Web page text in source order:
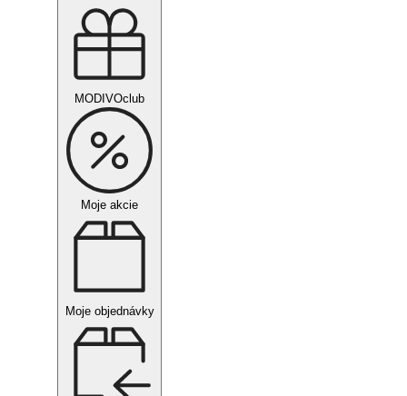
MODIVOclub
Moje akcie
Moje objednávky